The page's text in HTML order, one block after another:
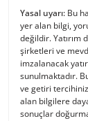
Yasal uyarı: Bu
yer alan bilgi,
değildir. Yatırım
şirketleri ve
imzalanacak
sunulmaktadır.
ve getiri
alan bilgilere
sonuçlar